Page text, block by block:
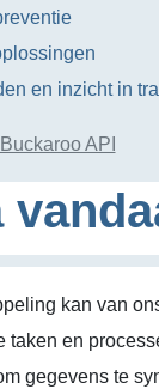
en inzicht in
API
kan van
taken en
gegevens te